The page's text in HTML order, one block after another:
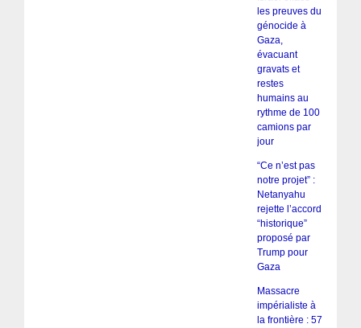
les preuves du
génocide à
Gaza,
évacuant
gravats et
restes
humains au
rythme de 100
camions par
jour
“Ce n’est pas
notre projet” :
Netanyahu
rejette l’accord
“historique”
proposé par
Trump pour
Gaza
Massacre
impérialiste à
la frontière : 57